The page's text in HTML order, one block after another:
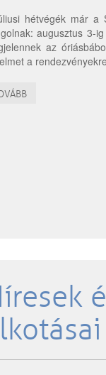
hétvégék már a
augusztus 3-
az
a